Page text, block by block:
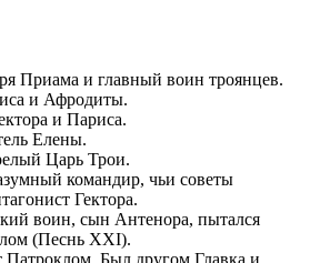
Приама и главный воин троянцев.
и Афродиты.
и Париса.
Елены.
Царь Трои.
командир, чьи советы
Гектора.
воин, сын Антенора, пытался
(Песнь XXI).